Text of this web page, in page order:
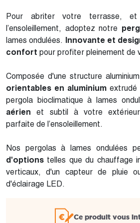
Pour abriter votre terrasse,
l’ensoleillement, adoptez notre
lames ondulées. Innovante et
confort pour profiter pleinement de
Composée d'une structure
orientables en aluminiumextrudé
pergola bioclimatique à lames
aérien et subtil à votre
parfaite de l’ensoleillement.
Nos pergolas à lames ondulées
d'options telles que du chauffage
verticaux, d'un capteur de pluie
d'éclairage LED.
Ce produit vous